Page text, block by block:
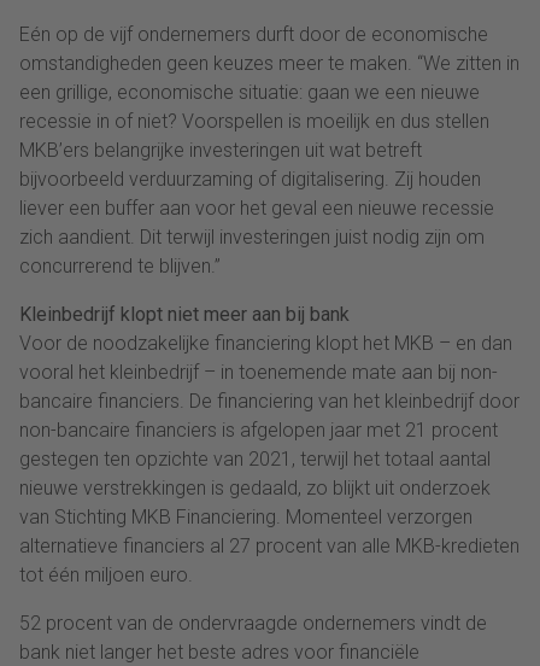
Eén op de vijf ondernemers durft door de economische
omstandigheden geen keuzes meer te maken. “We zitten in
een grillige, economische situatie: gaan we een nieuwe
recessie in of niet? Voorspellen is moeilijk en dus stellen
MKB’ers belangrijke investeringen uit wat betreft
bijvoorbeeld verduurzaming of digitalisering. Zij houden
liever een buffer aan voor het geval een nieuwe recessie
zich aandient. Dit terwijl investeringen juist nodig zijn om
concurrerend te blijven.”
Kleinbedrijf klopt niet meer aan bij bank
Voor de noodzakelijke financiering klopt het MKB – en dan
vooral het kleinbedrijf – in toenemende mate aan bij non-
bancaire financiers. De financiering van het kleinbedrijf door
non-bancaire financiers is afgelopen jaar met 21 procent
gestegen ten opzichte van 2021, terwijl het totaal aantal
nieuwe verstrekkingen is gedaald, zo blijkt uit onderzoek
van Stichting MKB Financiering. Momenteel verzorgen
alternatieve financiers al 27 procent van alle MKB-kredieten
tot één miljoen euro.
52 procent van de ondervraagde ondernemers vindt de
bank niet langer het beste adres voor financiële